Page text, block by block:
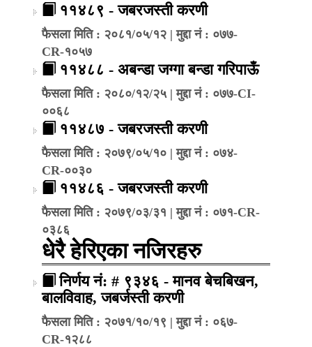
११४८९ - जबरजस्ती करणी
फैसला मिति : २०८१/०५/१२ | मुद्दा नं : ०७७-
CR-१०५७
११४८८ - अबन्डा जग्गा बन्डा गरिपाऊँ
फैसला मिति : २०८०/१२/२५ | मुद्दा नं : ०७७-CI-
००६८
११४८७ - जबरजस्ती करणी
फैसला मिति : २०७९/०५/१० | मुद्दा नं : ०७४-
CR-००३०
११४८६ - जबरजस्ती करणी
फैसला मिति : २०७९/०३/३१ | मुद्दा नं : ०७१-CR-
०३८६
धेरै हेरिएका नजिरहरु
निर्णय नं: # ९३४६ - मानव बेचबिखन,
बालविवाह, जबर्जस्ती करणी
फैसला मिति : २०७१/१०/१९ | मुद्दा नं : ०६७-
CR-१२८८